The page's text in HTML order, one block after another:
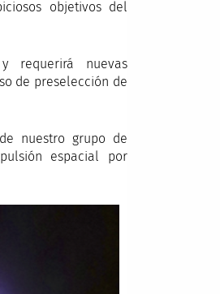
objetivos del
requerirá nuevas
de preselección de
nuestro grupo de
espacial por